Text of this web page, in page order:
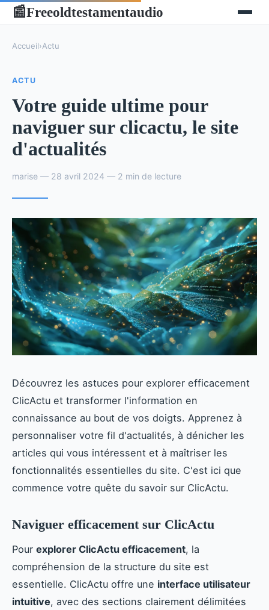
📰Freeoldtestamentaudio
Accueil›Actu
ACTU
Votre guide ultime pour
naviguer sur clicactu, le site
d'actualités
marise — 28 avril 2024 — 2 min de lecture
Découvrez les astuces pour explorer efficacement
ClicActu et transformer l'information en
connaissance au bout de vos doigts. Apprenez à
personnaliser votre fil d'actualités, à dénicher les
articles qui vous intéressent et à maîtriser les
fonctionnalités essentielles du site. C'est ici que
commence votre quête du savoir sur ClicActu.
Naviguer efficacement sur ClicActu
Pour explorer ClicActu efficacement, la
compréhension de la structure du site est
essentielle. ClicActu offre une interface utilisateur
intuitive, avec des sections clairement délimitées